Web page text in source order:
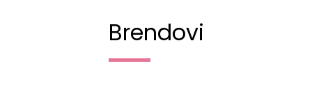
Brendovi